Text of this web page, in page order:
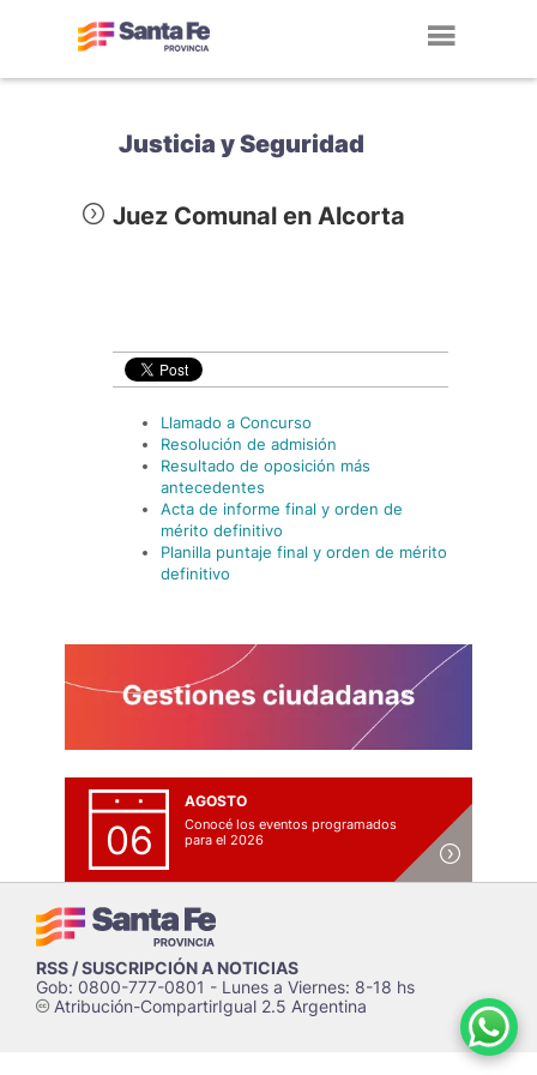
Justicia y Seguridad
Juez Comunal en Alcorta
Llamado a Concurso
Resolución de admisión
Resultado de oposición más
antecedentes
Acta de informe final y orden de
mérito definitivo
Planilla puntaje final y orden de mérito
definitivo
06
AGOSTO
Conocé los eventos programados
para el 2026
RSS / SUSCRIPCIÓN A NOTICIAS
Gob: 0800-777-0801 - Lunes a Viernes: 8-18 hs
cAtribución-CompartirIgual 2.5 Argentina